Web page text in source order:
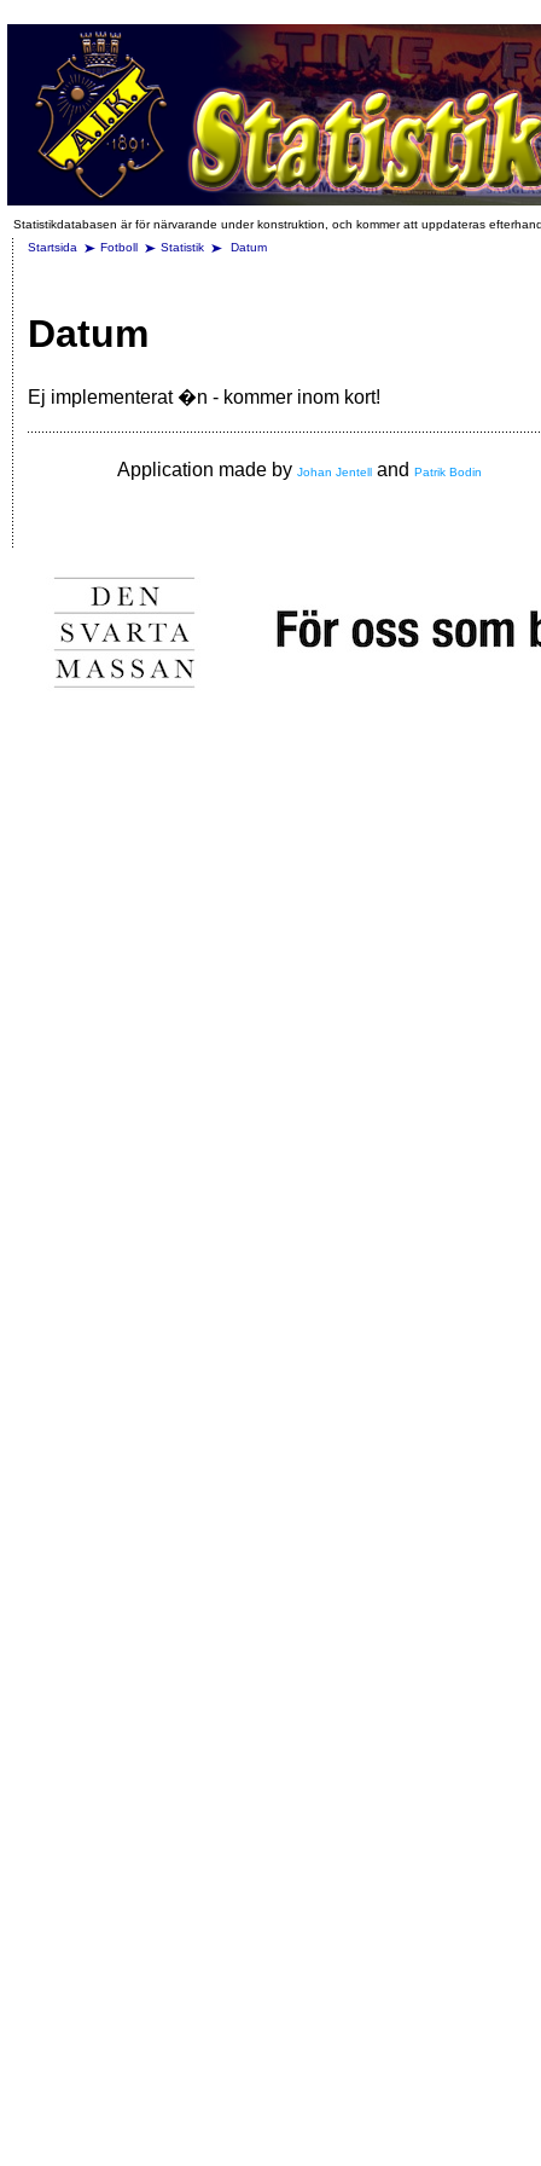
Statistikdatabasen är för närvarande under konstruktion, och kommer att uppdateras
Startsida
Fotboll Statistik Datum
Datum
Ej implementerat �n - kommer inom kort!
Application made by Johan Jentell and Patrik Bodin